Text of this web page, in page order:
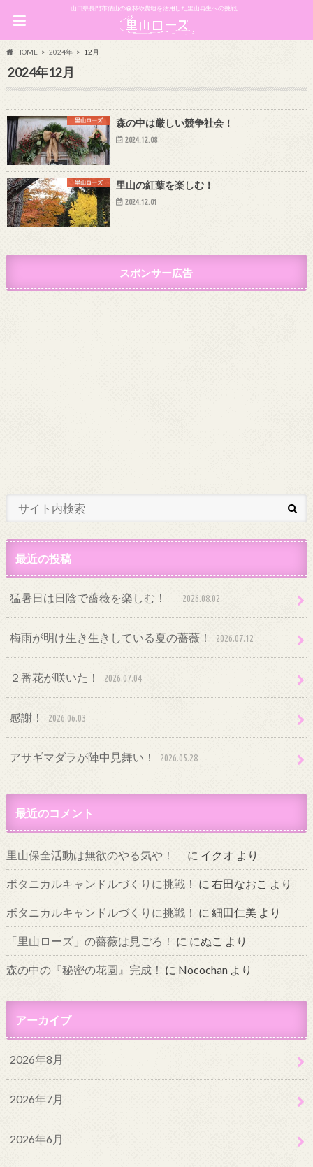
山口県長門市俵山の森林や農地を活用した里山再生への挑戦。
HOME 2024年 12月
2024年12月
里山ローズ 森の中は厳しい競争社会！
2024.12.08
里山ローズ 里山の紅葉を楽しむ！
2024.12.01
スポンサー広告
最近の投稿
猛暑日は日陰で薔薇を楽しむ！ 2026.08.02
梅雨が明け生き生きしている夏の薔薇！ 2026.07.12
２番花が咲いた！ 2026.07.04
感謝！ 2026.06.03
アサギマダラが陣中見舞い！ 2026.05.28
最近のコメント
里山保全活動は無欲のやる気や！ に イクオ より
ボタニカルキャンドルづくりに挑戦！ に 右田なおこ より
ボタニカルキャンドルづくりに挑戦！ に 細田仁美 より
「里山ローズ」の薔薇は見ごろ！ に にぬこ より
森の中の『秘密の花園』完成！ に Nocochanより
アーカイブ
2026年8月
2026年7月
2026年6月